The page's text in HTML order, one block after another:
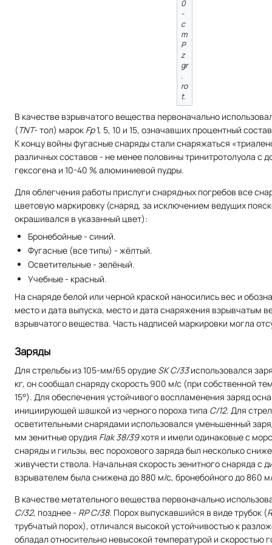
0
-
c
m
P
z
gr
.
ro
t.
В качестве взрывчатого вещества первоначально
(TNT- тол) марок Fp1, 5, 10 и 15, означавших процентный
К концу войны фугасные снаряды стали снаряжаться
различных составов - не менее половины тринитротолуола с
гексогена и 10-40 % алюминиевой пудры.
Для облегчения работы прислуги снарядных погребов все
цветовую маркировку (снаряд, за исключением ведущих
окрашивался в указанный цвет):
Бронебойные - синий.
Фугасные (все типы) - жёлтый.
Осветительные - зелёный.
Учебные - красный.
На снаряде белой или черной краской наносились вес и
место и дата выпуска, место и дата снаряжения взрывчатым
взрывчатого вещества. Часть надписей маркировки могла
Заряды
Для стрельбы из 105-мм/65 орудие SK C/33использовался
кг, он сообщал снаряду скорость 900 м/с (при собственной
15°). Для обеспечения устойчивого воспламенения заряд
инициирующей шашкой из черного пороха типа С/12. Для
осветительными снарядами использовался уменьшенный
мм зенитные орудия Flak 38/39хотя и имели одинаковые с
снаряды и гильзы, вес порохового заряда был несколько
живучести ствола. Начальная скорость зенитного снаряда с
взрывателем была снижена до 880 м/с, бронебойного до 860
В качестве метательного вещества первоначально
С/32, позднее - RP С/38. Порох выпускавшийся в виде трубок (
трубчатый порох), отличался высокой устойчивостью к
обладал относительно невысокой температурой и скоростью